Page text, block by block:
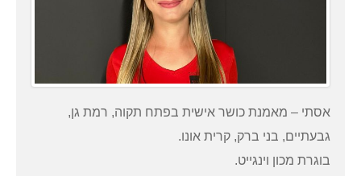
אסתי – מאמנת כושר אישית בפתח תקוה, רמת גן,
גבעתיים, בני ברק, קרית אונו.
בוגרת מכון וינגייט.